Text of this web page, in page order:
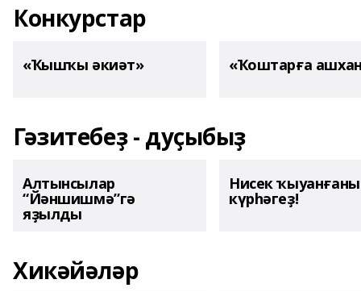
Конкурстар
«Ҡышҡы әкиәт» «Ҡоштарға
Гәзитебеҙ - дуҫыбыҙ
Алтынсылар
“Йәншишмә”гә
яҙылды
Нисек
күрһәгеҙ!
Хикәйәләр